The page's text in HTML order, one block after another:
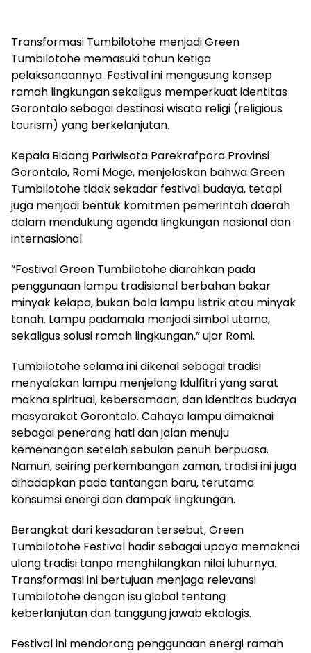
Transformasi Tumbilotohe menjadi Green
Tumbilotohe memasuki tahun ketiga
pelaksanaannya. Festival ini mengusung konsep
ramah lingkungan sekaligus memperkuat identitas
Gorontalo sebagai destinasi wisata religi (religious
tourism) yang berkelanjutan.
Kepala Bidang Pariwisata Parekrafpora Provinsi
Gorontalo, Romi Moge, menjelaskan bahwa Green
Tumbilotohe tidak sekadar festival budaya, tetapi
juga menjadi bentuk komitmen pemerintah daerah
dalam mendukung agenda lingkungan nasional dan
internasional.
“Festival Green Tumbilotohe diarahkan pada
penggunaan lampu tradisional berbahan bakar
minyak kelapa, bukan bola lampu listrik atau minyak
tanah. Lampu padamala menjadi simbol utama,
sekaligus solusi ramah lingkungan,” ujar Romi.
Tumbilotohe selama ini dikenal sebagai tradisi
menyalakan lampu menjelang Idulfitri yang sarat
makna spiritual, kebersamaan, dan identitas budaya
masyarakat Gorontalo. Cahaya lampu dimaknai
sebagai penerang hati dan jalan menuju
kemenangan setelah sebulan penuh berpuasa.
Namun, seiring perkembangan zaman, tradisi ini juga
dihadapkan pada tantangan baru, terutama
konsumsi energi dan dampak lingkungan.
Berangkat dari kesadaran tersebut, Green
Tumbilotohe Festival hadir sebagai upaya memaknai
ulang tradisi tanpa menghilangkan nilai luhurnya.
Transformasi ini bertujuan menjaga relevansi
Tumbilotohe dengan isu global tentang
keberlanjutan dan tanggung jawab ekologis.
Festival ini mendorong penggunaan energi ramah